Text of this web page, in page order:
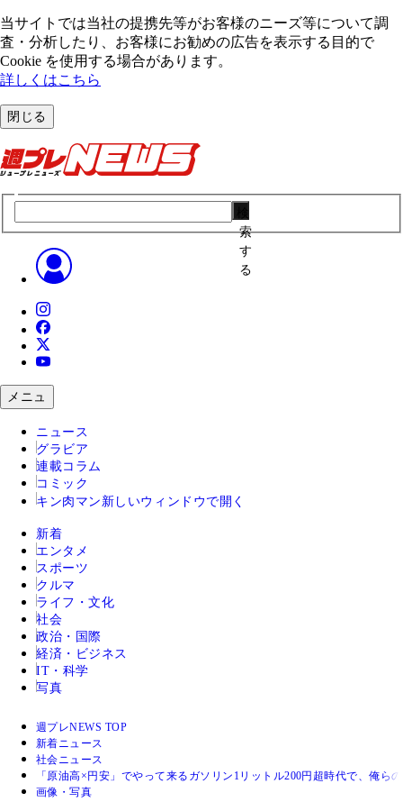
当サイトでは当社の提携先等がお客様のニーズ等について調
査・分析したり、お客様にお勧めの広告を表⽰する⽬的で
Cookie を使⽤する場合があります。
詳しくはこちら
閉じる
索
す
る
メニュ
ニュース
グラビア
連載コラム
コミック
キン肉マン 新しいウィンドウで開く
新着
エンタメ
スポーツ
クルマ
ライフ・文化
社会
政治・国際
経済・ビジネス
IT・科学
写真
週プレNEWS TOP
新着ニュース
社会ニュース
「原油高×円安」でやって来るガソリン1リットル200円超時代で、俺ら
画像・写真